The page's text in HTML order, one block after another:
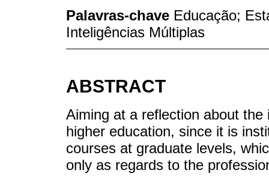
Palavras-chave Educação;
Inteligências Múltiplas
ABSTRACT
Aiming at a reflection about
higher education, since it is
courses at graduate levels,
only as regards to the